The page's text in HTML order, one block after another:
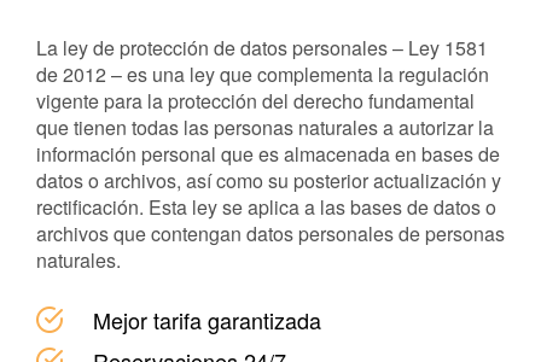
La ley de protección de datos personales – Ley 1581
de 2012 – es una ley que complementa la regulación
vigente para la protección del derecho fundamental
que tienen todas las personas naturales a autorizar la
información personal que es almacenada en bases de
datos o archivos, así como su posterior actualización y
rectificación. Esta ley se aplica a las bases de datos o
archivos que contengan datos personales de personas
naturales.
Mejor tarifa garantizada